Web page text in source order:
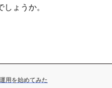
ょうか。
用を始めてみた